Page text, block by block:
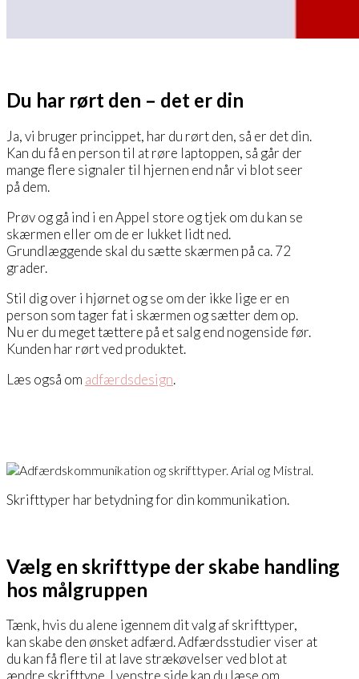
Du har rørt den – det er din
Ja, vi bruger princippet, har du rørt den, så er det din.
Kan du få en person til at røre laptoppen, så går der
mange flere signaler til hjernen end når vi blot seer
på dem.
Prøv og gå ind i en Appel store og tjek om du kan se
skærmen eller om de er lukket lidt ned.
Grundlæggende skal du sætte skærmen på ca. 72
grader.
Stil dig over i hjørnet og se om der ikke lige er en
person som tager fat i skærmen og sætter dem op.
Nu er du meget tættere på et salg end nogenside før.
Kunden har rørt ved produktet.
Læs også om adfærdsdesign.
Skrifttyper har betydning for din kommunikation.
Vælg en skrifttype der skabe handling
hos målgruppen
Tænk, hvis du alene igennem dit valg af skrifttyper,
kan skabe den ønsket adfærd. Adfærdsstudier viser at
du kan få flere til at lave strækøvelser ved blot at